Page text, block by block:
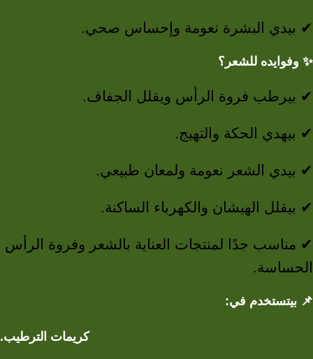
✔ بيدي البشرة نعومة وإحساس صحي.
✨ وفوايده للشعر؟
✔ بيرطب فروة الرأس ويقلل الجفاف.
✔ بيهدي الحكة والتهيج.
✔ بيدي الشعر نعومة ولمعان طبيعي.
✔ بيقلل الهيشان والكهرباء الساكنة.
✔ مناسب جدًا لمنتجات العناية بالشعر وفروة الرأس
الحساسة.
📌 بيتستخدم في:
كريمات الترطيب.